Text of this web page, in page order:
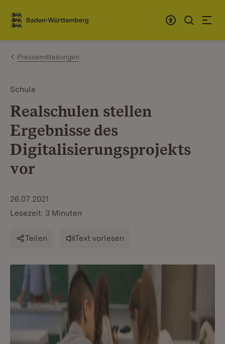
Zum Inhalt springen
Link zur Startseite
Pressemitteilungen
Schule
Realschulen stellen
Ergebnisse des
Digitalisierungsprojekts
vor
26.07.2021
Lesezeit: 3 Minuten
Teilen Text vorlesen